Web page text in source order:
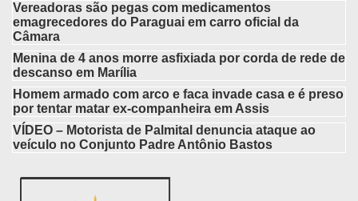
Vereadoras são pegas com medicamentos
emagrecedores do Paraguai em carro oficial da
Câmara
Menina de 4 anos morre asfixiada por corda de rede de
descanso em Marília
Homem armado com arco e faca invade casa e é preso
por tentar matar ex-companheira em Assis
VÍDEO – Motorista de Palmital denuncia ataque ao
veículo no Conjunto Padre Antônio Bastos